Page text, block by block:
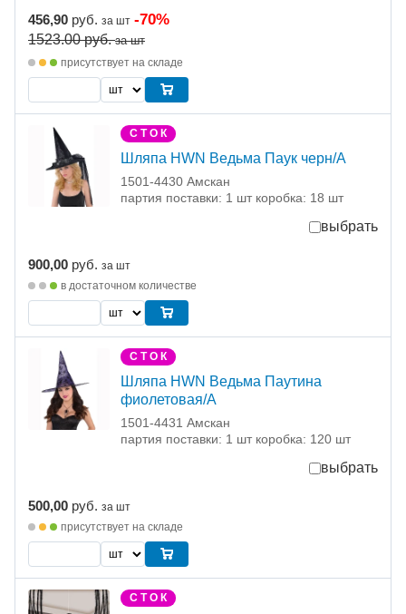
456,90 руб. за шт -70%
1523.00руб. за шт
присутствует на складе
С Т О К
Шляпа HWN Ведьма Паук черн/A
1501-4430 Амскан
партия поставки: 1 шт коробка: 18 шт
выбрать
900,00 руб. за шт
в достаточном количестве
С Т О К
Шляпа HWN Ведьма Паутина
фиолетовая/A
1501-4431 Амскан
партия поставки: 1 шт коробка: 120 шт
выбрать
500,00 руб. за шт
присутствует на складе
С Т О К